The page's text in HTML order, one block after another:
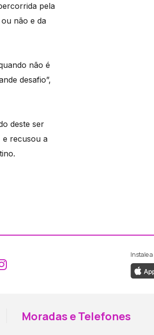
pela
não e da
não é
desafio”,
deste ser
e recusou a
ao Facebook da RTP
Aceder ao Instagram da
Instale
Moradas e Telefones